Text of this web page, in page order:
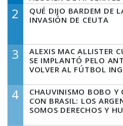
DECIR A LA JUSTICIA
TIENE QUE HACER"
2
QUÉ DIJO BARDEM DE
INVASIÓN DE CEUTA
3
ALEXIS MAC ALLISTER
SE IMPLANTÓ PELO
VOLVER AL FÚTBOL
4
CHAUVINISMO BOBO Y
CON BRASIL: LOS
SOMOS DERECHOS Y